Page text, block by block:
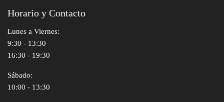
Horario y Contacto
Lunes a Viernes:
9:30 - 13:30
16:30 - 19:30
Sábado:
10:00 - 13:30